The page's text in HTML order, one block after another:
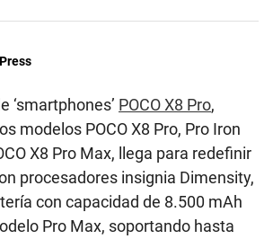
‘smartphones’ POCO X8 Pro,
modelos POCO X8 Pro, Pro Iron
X8 Pro Max, llega para redefinir
procesadores insignia Dimensity,
con capacidad de 8.500 mAh
Pro Max, soportando hasta